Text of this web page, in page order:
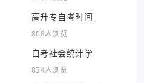
高升专自考时间
808人浏览
自考社会统计学
834人浏览